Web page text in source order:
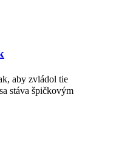
aby zvládol tie
stáva špičkovým